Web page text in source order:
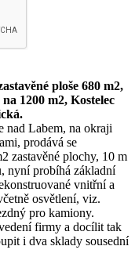
ploše 680 m2,
1200 m2, Kostelec
nad Labem, na okraji
prodává se
zastavěné plochy, 10 m
nyní probíhá základní
vnitřní a
osvětlení, viz.
pro kamiony.
firmy a docílit tak
i dva sklady sousední